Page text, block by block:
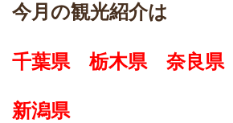
今月の観光紹介は
千葉県 栃木県 奈良県
新潟県